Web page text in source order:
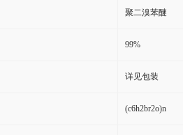
聚二溴苯醚
99%
详见包装
(c6h2br2o)n